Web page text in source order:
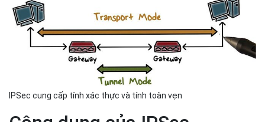
Engineering Task Force - Nhóm đặc trách kỹ thuật Internet).
IPSec cung cấp xác thực (authentication), tính toàn vẹn
(integrity) và tính bảo mật (confidentiality) cho kết nối qua mạng
IP giữa 2 điểm liên lạc. Nó cũng chứa định nghĩa các gói mã hóa,
giải mã, xác thực và các giao thức cần thiết để trao đổi khóa an